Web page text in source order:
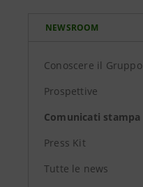
NEWSROOM
Conoscere il Gruppo
Prospettive
Comunicati stampa
Press Kit
Tutte le news